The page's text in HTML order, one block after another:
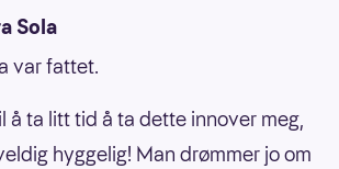
Sola
var fattet.
å ta litt tid å ta dette innover meg,
hyggelig! Man drømmer jo om